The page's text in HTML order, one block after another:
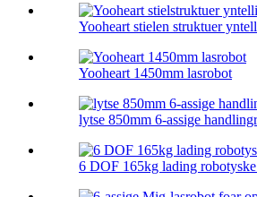
Yooheart stielen struktuer
Yooheart 1450mm lasrobot
lytse 850mm 6-assige
6 DOF 165kg lading